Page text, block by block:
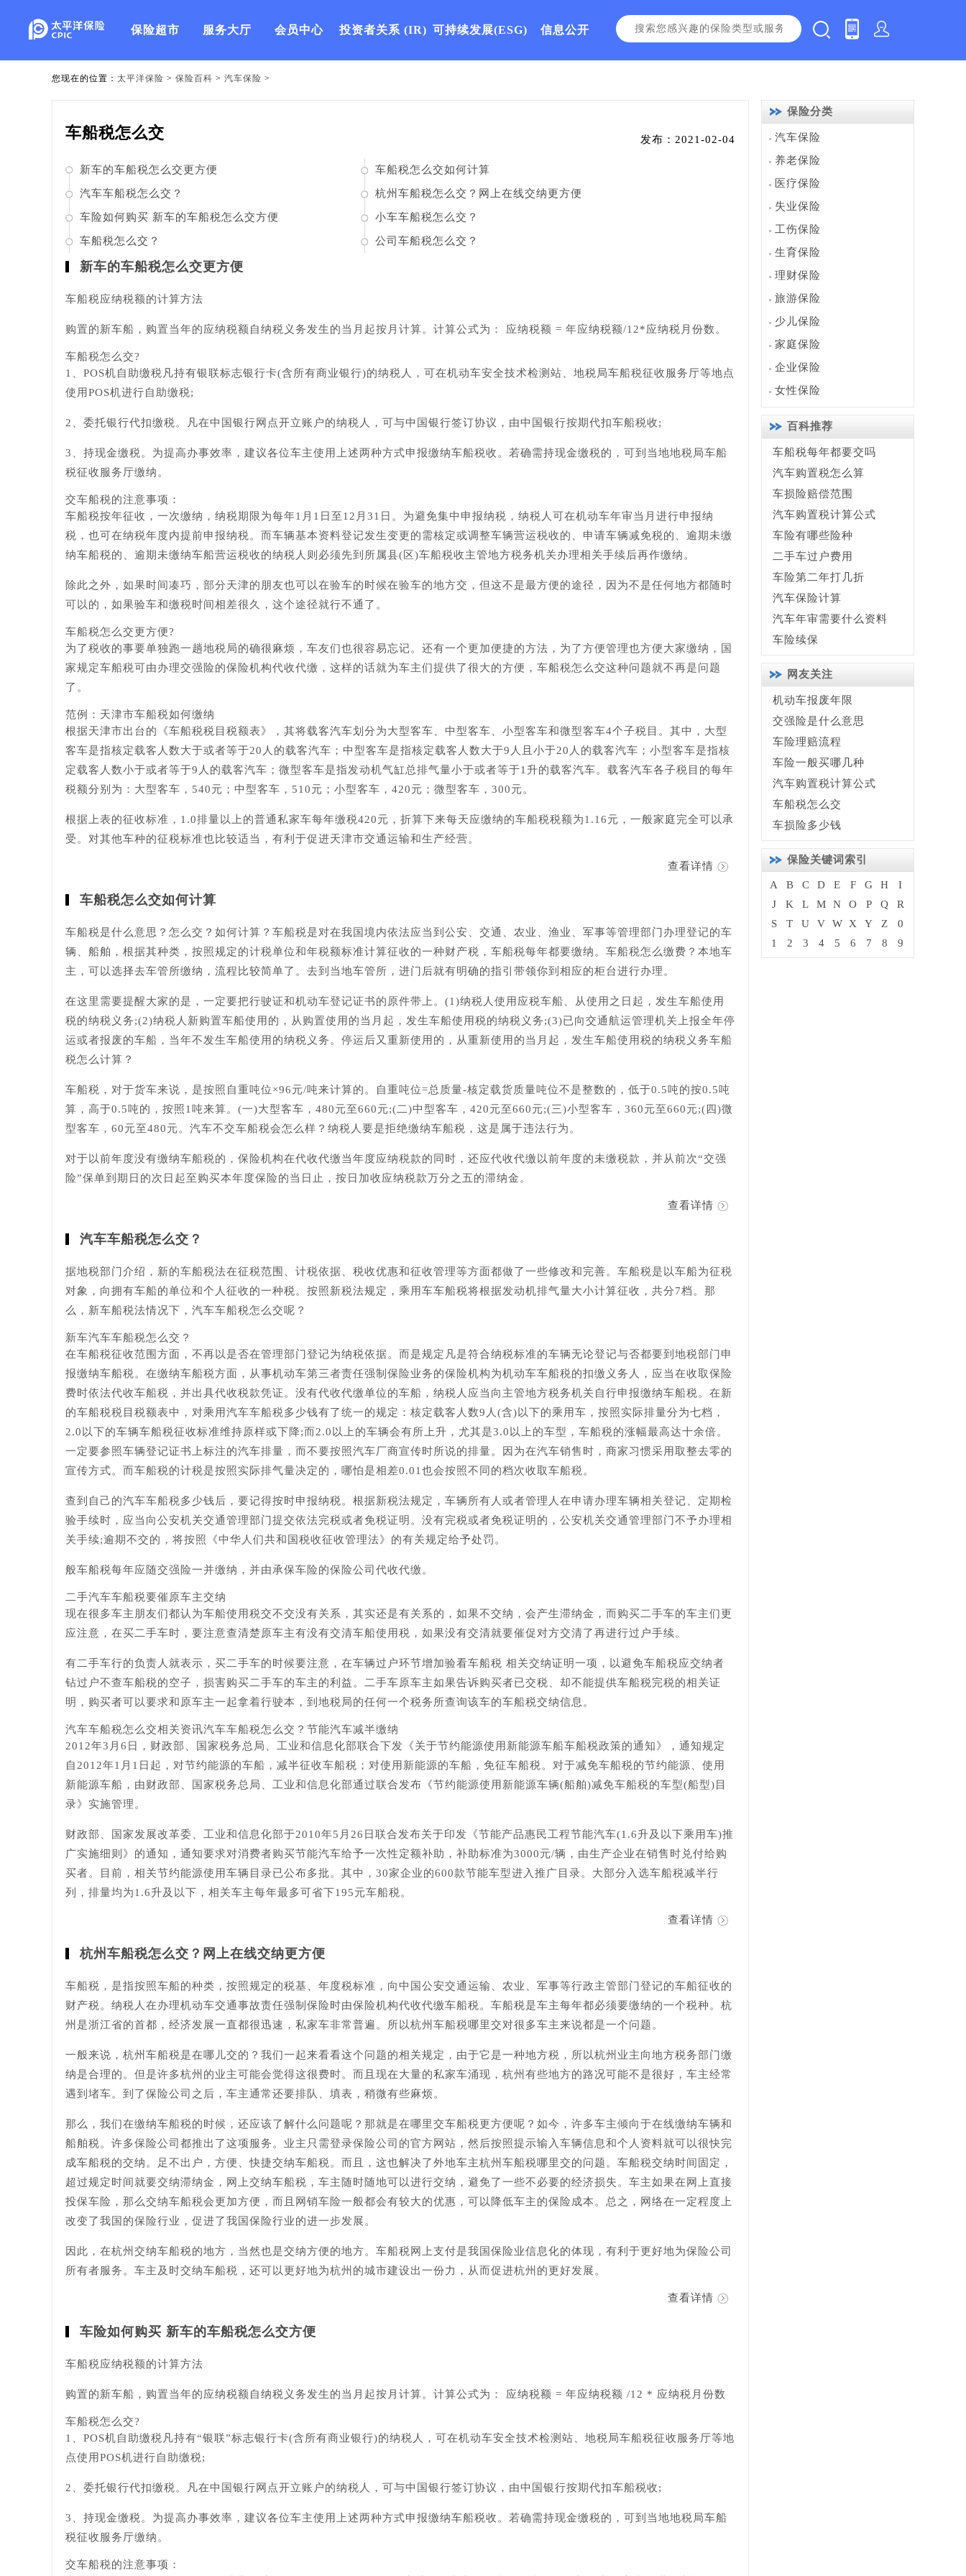
保险超市 服务大厅 会员中心 投资者关系 (IR) 可持续发展(ESG) 信息公开
您现在的位置： 太平洋保险 > 保险百科 > 汽车保险 >
车船税怎么交
新车的车船税怎么交更方便 车船税怎么交如何计算
汽车车船税怎么交？ 杭州车船税怎么交？网上在线交纳更方便
车险如何购买 新车的车船税怎么交方便 小车车船税怎么交？
车船税怎么交？ 公司车船税怎么交？
新车的车船税怎么交更方便
车船税应纳税额的计算方法
购置的新车船，购置当年的应纳税额自纳税义务发生的当月起按月计算。计算公式为： 应纳税额 = 年应纳税额/12*应纳税月份数。
车船税怎么交?
1、POS机自助缴税凡持有银联标志银行卡(含所有商业银行)的纳税人，可在机动车安全技术检测站、地税局车船税征收服务厅等地点
使用POS机进行自助缴税;
2、委托银行代扣缴税。凡在中国银行网点开立账户的纳税人，可与中国银行签订协议，由中国银行按期代扣车船税收;
3、持现金缴税。为提高办事效率，建议各位车主使用上述两种方式申报缴纳车船税收。若确需持现金缴税的，可到当地地税局车船
税征收服务厅缴纳。
交车船税的注意事项：
车船税按年征收，一次缴纳，纳税期限为每年1月1日至12月31日。为避免集中申报纳税，纳税人可在机动车年审当月进行申报纳
税，也可在纳税年度内提前申报纳税。而车辆基本资料登记发生变更的需核定或调整车辆营运税收的、申请车辆减免税的、逾期未缴
纳车船税的、逾期未缴纳车船营运税收的纳税人则必须先到所属县(区)车船税收主管地方税务机关办理相关手续后再作缴纳。
除此之外，如果时间凑巧，部分天津的朋友也可以在验车的时候在验车的地方交，但这不是最方便的途径，因为不是任何地方都随时
可以的，如果验车和缴税时间相差很久，这个途径就行不通了。
车船税怎么交更方便?
为了税收的事要单独跑一趟地税局的确很麻烦，车友们也很容易忘记。还有一个更加便捷的方法，为了方便管理也方便大家缴纳，国
家规定车船税可由办理交强险的保险机构代收代缴，这样的话就为车主们提供了很大的方便，车船税怎么交这种问题就不再是问题
了。
范例：天津市车船税如何缴纳
根据天津市出台的《车船税税目税额表》，其将载客汽车划分为大型客车、中型客车、小型客车和微型客车4个子税目。其中，大型
客车是指核定载客人数大于或者等于20人的载客汽车；中型客车是指核定载客人数大于9人且小于20人的载客汽车；小型客车是指核
定载客人数小于或者等于9人的载客汽车；微型客车是指发动机气缸总排气量小于或者等于1升的载客汽车。载客汽车各子税目的每年
税额分别为：大型客车，540元；中型客车，510元；小型客车，420元；微型客车，300元。
根据上表的征收标准，1.0排量以上的普通私家车每年缴税420元，折算下来每天应缴纳的车船税税额为1.16元，一般家庭完全可以承
受。对其他车种的征税标准也比较适当，有利于促进天津市交通运输和生产经营。
查看详情
车船税怎么交如何计算
车船税是什么意思？怎么交？如何计算？车船税是对在我国境内依法应当到公安、交通、农业、渔业、军事等管理部门办理登记的车
辆、船舶，根据其种类，按照规定的计税单位和年税额标准计算征收的一种财产税，车船税每年都要缴纳。车船税怎么缴费？本地车
主，可以选择去车管所缴纳，流程比较简单了。去到当地车管所，进门后就有明确的指引带领你到相应的柜台进行办理。
在这里需要提醒大家的是，一定要把行驶证和机动车登记证书的原件带上。(1)纳税人使用应税车船、从使用之日起，发生车船使用
税的纳税义务;(2)纳税人新购置车船使用的，从购置使用的当月起，发生车船使用税的纳税义务;(3)已向交通航运管理机关上报全年停
运或者报废的车船，当年不发生车船使用的纳税义务。停运后又重新使用的，从重新使用的当月起，发生车船使用税的纳税义务车船
税怎么计算？
车船税，对于货车来说，是按照自重吨位×96元/吨来计算的。自重吨位=总质量-核定载货质量吨位不是整数的，低于0.5吨的按0.5吨
算，高于0.5吨的，按照1吨来算。(一)大型客车，480元至660元;(二)中型客车，420元至660元;(三)小型客车，360元至660元;(四)微
型客车，60元至480元。汽车不交车船税会怎么样？纳税人要是拒绝缴纳车船税，这是属于违法行为。
对于以前年度没有缴纳车船税的，保险机构在代收代缴当年度应纳税款的同时，还应代收代缴以前年度的未缴税款，并从前次“交强
险”保单到期日的次日起至购买本年度保险的当日止，按日加收应纳税款万分之五的滞纳金。
查看详情
汽车车船税怎么交？
据地税部门介绍，新的车船税法在征税范围、计税依据、税收优惠和征收管理等方面都做了一些修改和完善。车船税是以车船为征税
对象，向拥有车船的单位和个人征收的一种税。按照新税法规定，乘用车车船税将根据发动机排气量大小计算征收，共分7档。那
么，新车船税法情况下，汽车车船税怎么交呢？
新车汽车车船税怎么交？
在车船税征收范围方面，不再以是否在管理部门登记为纳税依据。而是规定凡是符合纳税标准的车辆无论登记与否都要到地税部门申
报缴纳车船税。在缴纳车船税方面，从事机动车第三者责任强制保险业务的保险机构为机动车车船税的扣缴义务人，应当在收取保险
费时依法代收车船税，并出具代收税款凭证。没有代收代缴单位的车船，纳税人应当向主管地方税务机关自行申报缴纳车船税。在新
的车船税税目税额表中，对乘用汽车车船税多少钱有了统一的规定：核定载客人数9人(含)以下的乘用车，按照实际排量分为七档，
2.0以下的车辆车船税征收标准维持原样或下降;而2.0以上的车辆会有所上升，尤其是3.0以上的车型，车船税的涨幅最高达十余倍。
一定要参照车辆登记证书上标注的汽车排量，而不要按照汽车厂商宣传时所说的排量。因为在汽车销售时，商家习惯采用取整去零的
宣传方式。而车船税的计税是按照实际排气量决定的，哪怕是相差0.01也会按照不同的档次收取车船税。
查到自己的汽车车船税多少钱后，要记得按时申报纳税。根据新税法规定，车辆所有人或者管理人在申请办理车辆相关登记、定期检
验手续时，应当向公安机关交通管理部门提交依法完税或者免税证明。没有完税或者免税证明的，公安机关交通管理部门不予办理相
关手续;逾期不交的，将按照《中华人们共和国税收征收管理法》的有关规定给予处罚。
般车船税每年应随交强险一并缴纳，并由承保车险的保险公司代收代缴。
二手汽车车船税要催原车主交纳
现在很多车主朋友们都认为车船使用税交不交没有关系，其实还是有关系的，如果不交纳，会产生滞纳金，而购买二手车的车主们更
应注意，在买二手车时，要注意查清楚原车主有没有交清车船使用税，如果没有交清就要催促对方交清了再进行过户手续。
有二手车行的负责人就表示，买二手车的时候要注意，在车辆过户环节增加验看车船税 相关交纳证明一项，以避免车船税应交纳者
钻过户不查车船税的空子，损害购买二手车的车主的利益。二手车原车主如果告诉购买者已交税、却不能提供车船税完税的相关证
明，购买者可以要求和原车主一起拿着行驶本，到地税局的任何一个税务所查询该车的车船税交纳信息。
汽车车船税怎么交相关资讯汽车车船税怎么交？节能汽车减半缴纳
2012年3月6日，财政部、国家税务总局、工业和信息化部联合下发《关于节约能源使用新能源车船车船税政策的通知》，通知规定
自2012年1月1日起，对节约能源的车船，减半征收车船税；对使用新能源的车船，免征车船税。对于减免车船税的节约能源、使用
新能源车船，由财政部、国家税务总局、工业和信息化部通过联合发布《节约能源使用新能源车辆(船舶)减免车船税的车型(船型)目
录》实施管理。
财政部、国家发展改革委、工业和信息化部于2010年5月26日联合发布关于印发《节能产品惠民工程节能汽车(1.6升及以下乘用车)推
广实施细则》的通知，通知要求对消费者购买节能汽车给予一次性定额补助，补助标准为3000元/辆，由生产企业在销售时兑付给购
买者。目前，相关节约能源使用车辆目录已公布多批。其中，30家企业的600款节能车型进入推广目录。大部分入选车船税减半行
列，排量均为1.6升及以下，相关车主每年最多可省下195元车船税。
查看详情
杭州车船税怎么交？网上在线交纳更方便
车船税，是指按照车船的种类，按照规定的税基、年度税标准，向中国公安交通运输、农业、军事等行政主管部门登记的车船征收的
财产税。纳税人在办理机动车交通事故责任强制保险时由保险机构代收代缴车船税。车船税是车主每年都必须要缴纳的一个税种。杭
州是浙江省的首都，经济发展一直都很迅速，私家车非常普遍。所以杭州车船税哪里交对很多车主来说都是一个问题。
一般来说，杭州车船税是在哪儿交的？我们一起来看看这个问题的相关规定，由于它是一种地方税，所以杭州业主向地方税务部门缴
纳是合理的。但是许多杭州的业主可能会觉得这很费时。而且现在大量的私家车涌现，杭州有些地方的路况可能不是很好，车主经常
遇到堵车。到了保险公司之后，车主通常还要排队、填表，稍微有些麻烦。
那么，我们在缴纳车船税的时候，还应该了解什么问题呢？那就是在哪里交车船税更方便呢？如今，许多车主倾向于在线缴纳车辆和
船舶税。许多保险公司都推出了这项服务。业主只需登录保险公司的官方网站，然后按照提示输入车辆信息和个人资料就可以很快完
成车船税的交纳。足不出户，方便、快捷交纳车船税。而且，这也解决了外地车主杭州车船税哪里交的问题。车船税交纳时间固定，
超过规定时间就要交纳滞纳金，网上交纳车船税，车主随时随地可以进行交纳，避免了一些不必要的经济损失。车主如果在网上直接
投保车险，那么交纳车船税会更加方便，而且网销车险一般都会有较大的优惠，可以降低车主的保险成本。总之，网络在一定程度上
改变了我国的保险行业，促进了我国保险行业的进一步发展。
因此，在杭州交纳车船税的地方，当然也是交纳方便的地方。车船税网上支付是我国保险业信息化的体现，有利于更好地为保险公司
所有者服务。车主及时交纳车船税，还可以更好地为杭州的城市建设出一份力，从而促进杭州的更好发展。
查看详情
车险如何购买 新车的车船税怎么交方便
车船税应纳税额的计算方法
购置的新车船，购置当年的应纳税额自纳税义务发生的当月起按月计算。计算公式为： 应纳税额 = 年应纳税额 /12 * 应纳税月份数
车船税怎么交?
1、POS机自助缴税凡持有“银联”标志银行卡(含所有商业银行)的纳税人，可在机动车安全技术检测站、地税局车船税征收服务厅等地
点使用POS机进行自助缴税;
2、委托银行代扣缴税。凡在中国银行网点开立账户的纳税人，可与中国银行签订协议，由中国银行按期代扣车船税收;
3、持现金缴税。为提高办事效率，建议各位车主使用上述两种方式申报缴纳车船税收。若确需持现金缴税的，可到当地地税局车船
税征收服务厅缴纳。
交车船税的注意事项：
发布：2021-02-04
保险分类
汽车保险
养老保险
医疗保险
失业保险
工伤保险
生育保险
理财保险
旅游保险
少儿保险
家庭保险
企业保险
女性保险
百科推荐
车船税每年都要交吗
汽车购置税怎么算
车损险赔偿范围
汽车购置税计算公式
车险有哪些险种
二手车过户费用
车险第二年打几折
汽车保险计算
汽车年审需要什么资料
车险续保
网友关注
机动车报废年限
交强险是什么意思
车险理赔流程
车险一般买哪几种
汽车购置税计算公式
车船税怎么交
车损险多少钱
保险关键词索引
A B C D E F G H
I
J
K L M N O P Q
R
S
T U V W X Y Z
0
1
2 3 4 5 6 7 8 9